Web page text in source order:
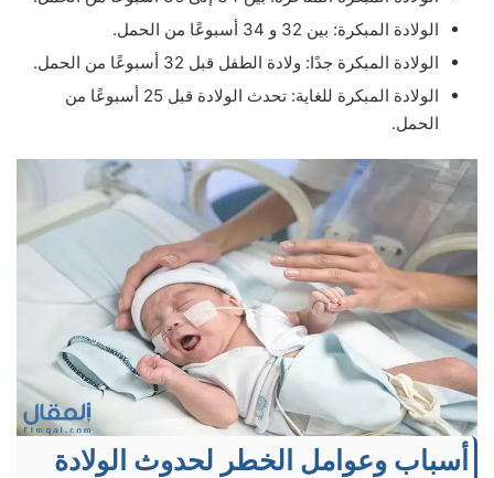
الولادة المبكرة: بين 32 و 34 أسبوعًا من الحمل.
الولادة المبكرة جدًا: ولادة الطفل قبل 32 أسبوعًا من الحمل.
الولادة المبكرة للغاية: تحدث الولادة قبل 25 أسبوعًا من
الحمل.
أسباب وعوامل الخطر لحدوث الولادة